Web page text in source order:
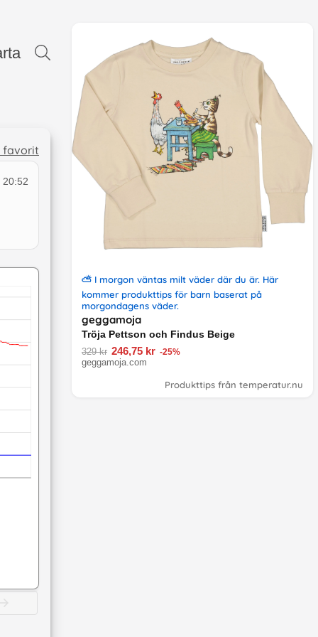
favorit
20:52
⛅ I morgon väntas milt väder där du är. Här
kommer produkttips för barn baserat på
morgondagens väder.
geggamoja
Tröja Pettson och Findus Beige
329 kr 246,75 kr -25%
geggamoja.com
Produkttips från temperatur.nu